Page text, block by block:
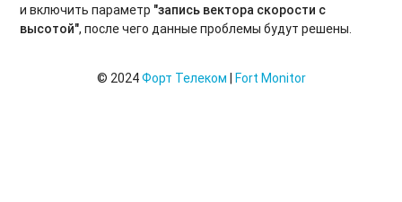
и включить параметр "запись вектора скорости с
высотой", после чего данные проблемы будут решены.
© 2024Форт Телеком | Fort Monitor